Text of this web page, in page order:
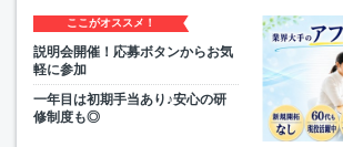
ここがオススメ！
説明会開催！応募ボタンからお気
軽に参加
一年目は初期手当あり♪安心の研
修制度も◎